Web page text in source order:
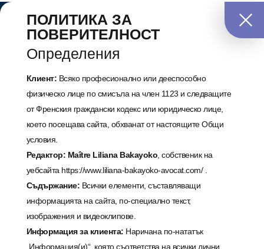
ПОЛИТИКА ЗА
ПОВЕРИТЕЛНОСТ
Определения
Клиент: Всяко професионално или дееспособно
физическо лице по смисъла на член 1123 и следващите
от Френския граждански кодекс или юридическо лице,
което посещава сайта, обхванат от настоящите Общи
условия.
Редактор: Maître Liliana Bakayoko , собственик на
уебсайта https://www.liliana-bakayoko-avocat.com/
Съдържание: Всички елементи, съставляващи
информацията на сайта, по-специално текст,
изображения и видеоклипове.
Информация за клиента: Наричана по-нататък
„Информация(и)“, която съответства на всички лични